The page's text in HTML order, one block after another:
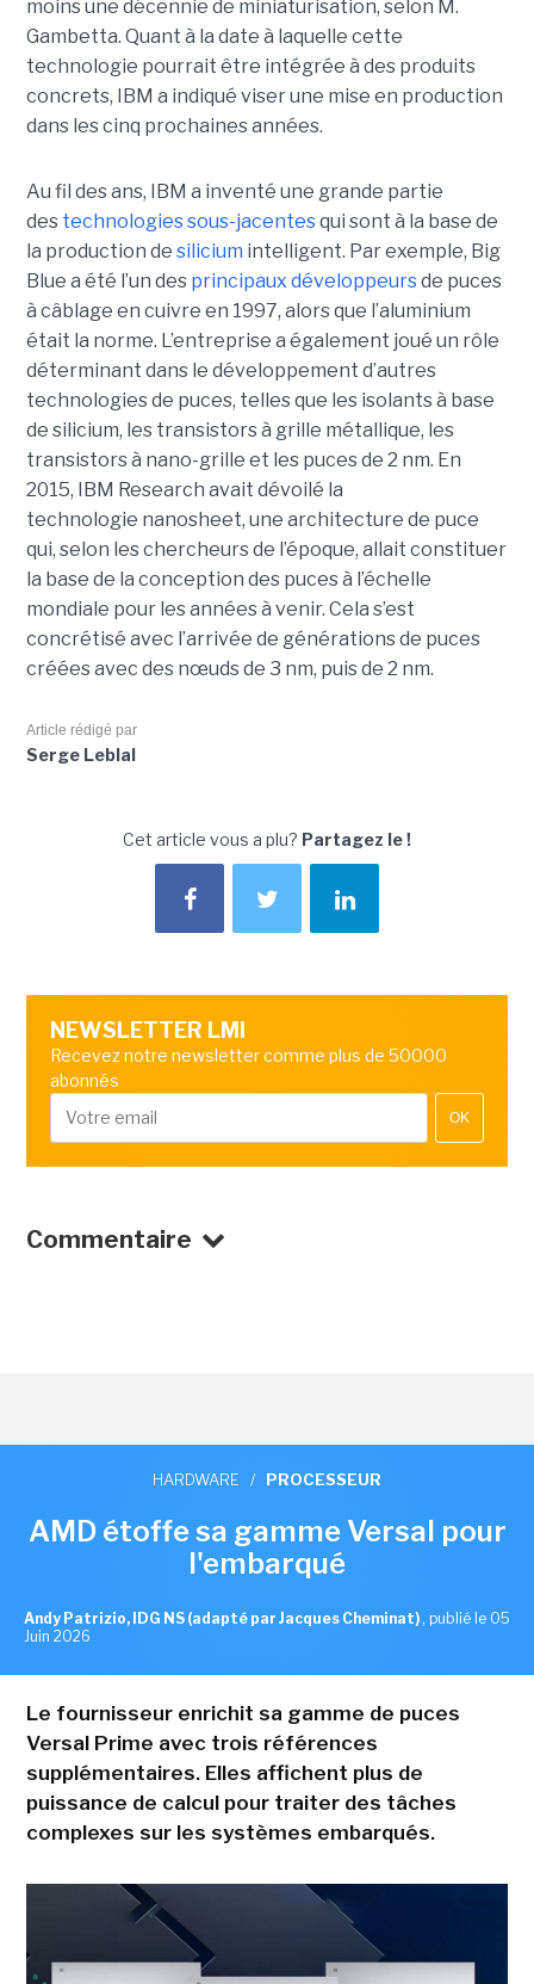
moins une décennie de miniaturisation, selon M.
Gambetta. Quant à la date à laquelle cette
technologie pourrait être intégrée à des produits
concrets, IBM a indiqué viser une mise en production
dans les cinq prochaines années.
Au fil des ans, IBM a inventé une grande partie
des technologies sous-jacentesqui sont à la base de
la production de silicium intelligent. Par exemple, Big
Blue a été l’un des principaux développeursde puces
à câblage en cuivre en 1997, alors que l’aluminium
était la norme. L’entreprise a également joué un rôle
déterminant dans le développement d’autres
technologies de puces, telles que les isolants à base
de silicium, les transistors à grille métallique, les
transistors à nano-grille et les puces de 2 nm. En
2015, IBM Research avait dévoilé la
technologie nanosheet, une architecture de puce
qui, selon les chercheurs de l’époque, allait constituer
la base de la conception des puces à l’échelle
mondiale pour les années à venir. Cela s’est
concrétisé avec l’arrivée de générations de puces
créées avec des nœuds de 3 nm, puis de 2 nm.
Article rédigé par
Serge Leblal
Cet article vous a plu? Partagez le !
NEWSLETTER LMI
Recevez notre newsletter comme plus de 50000
abonnés
OK
Commentaire
HARDWARE / PROCESSEUR
AMD étoffe sa gamme Versal pour
l'embarqué
Andy Patrizio, IDG NS (adapté par Jacques Cheminat) , publié le 05
Juin 2026
Le fournisseur enrichit sa gamme de puces
Versal Prime avec trois références
supplémentaires. Elles affichent plus de
puissance de calcul pour traiter des tâches
complexes sur les systèmes embarqués.